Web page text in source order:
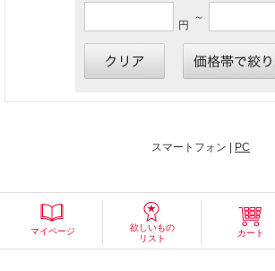
円
～
スマートフォン | PC
マイページ
欲しいもの
リスト
カート